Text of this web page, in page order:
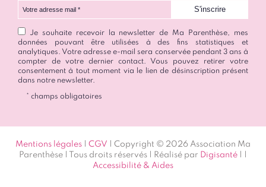
Votre adresse mail
Je souhaite recevoir la newsletter de Ma Parenthèse, mes
données pouvant être utilisées à des fins statistiques et
analytiques. Votre adresse e-mail sera conservée pendant 3 ans à
compter de votre dernier contact. Vous pouvez retirer votre
consentement à tout moment via le lien de désinscription présent
dans notre newsletter.
* champs obligatoires
Mentions légales CGV | Copyright © 2026 Association Ma
Parenthèse | Tous droits réservés | Réalisé par Digisanté
Accessibilité & Aides